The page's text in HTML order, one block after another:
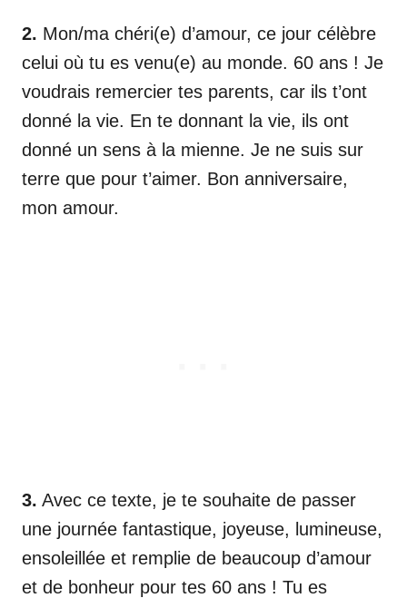
2. Mon/ma chéri(e) d’amour, ce jour célèbre
celui où tu es venu(e) au monde. 60 ans ! Je
voudrais remercier tes parents, car ils t’ont
donné la vie. En te donnant la vie, ils ont
donné un sens à la mienne. Je ne suis sur
terre que pour t’aimer. Bon anniversaire,
mon amour.
3. Avec ce texte, je te souhaite de passer
une journée fantastique, joyeuse, lumineuse,
ensoleillée et remplie de beaucoup d’amour
et de bonheur pour tes 60 ans ! Tu es